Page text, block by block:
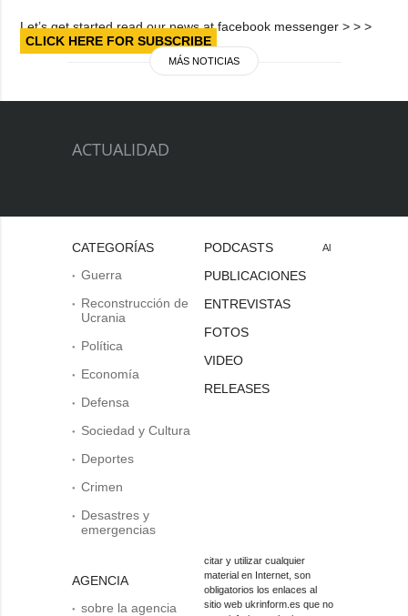
Let’s get started read our news at facebook messenger > > >
CLICK HERE FOR SUBSCRIBE
MÁS NOTICIAS
ACTUALIDAD
CATEGORÍAS
Guerra
Reconstrucción de
Ucrania
Política
Economía
Defensa
Sociedad y Cultura
Deportes
Crimen
Desastres y
emergencias
AGENCIA
sobre la agencia
PODCASTS
PUBLICACIONES
ENTREVISTAS
FOTOS
VIDEO
RELEASES
Al
citar y utilizar cualquier
material en Internet, son
obligatorios los enlaces al
sitio web ukrinform.es que no